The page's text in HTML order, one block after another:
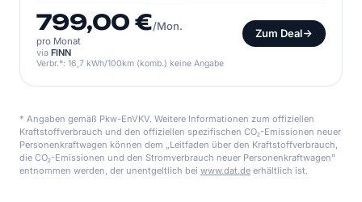
799,00 €/Mon.
pro Monat
Zum Deal
via FINN
Verbr.*: 16,7 kWh/100km (komb.) keine Angabe
* Angaben gemäß Pkw-EnVKV. Weitere Informationen zum offiziellen
Kraftstoffverbrauch und den offiziellen spezifischen CO₂-Emissionen neuer
Personenkraftwagen können dem „Leitfaden über den Kraftstoffverbrauch,
die CO₂-Emissionen und den Stromverbrauch neuer Personenkraftwagen"
entnommen werden, der unentgeltlich bei www.dat.de erhältlich ist.